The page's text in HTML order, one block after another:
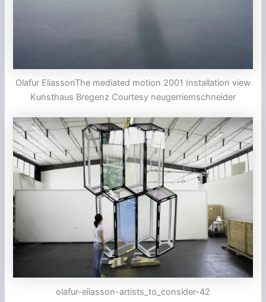
Olafur EliassonThe mediated motion 2001 Installation view
Kunsthaus Bregenz Courtesy neugerriemschneider
olafur-eliasson-artists_to_consider-42